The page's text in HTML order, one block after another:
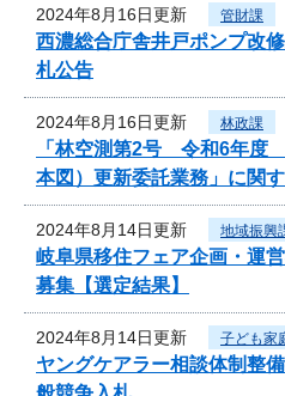
2024年8月16日更新 管財課
西濃総合庁舎井戸ポンプ改
札公告
2024年8月16日更新 林政課
「林空測第2号 令和6年度
本図）更新委託業務」に関
2024年8月14日更新 地域振興
岐阜県移住フェア企画・運
募集【選定結果】
2024年8月14日更新 子ども家
ヤングケアラー相談体制整